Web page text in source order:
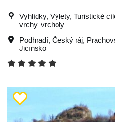
Vyhlídky, Výlety, Turistické
vrchy, vrcholy
Podhradí, Český ráj,
Jičínsko